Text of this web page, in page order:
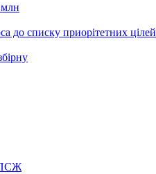
млн
до списку приорітетних цілей
ПСЖ